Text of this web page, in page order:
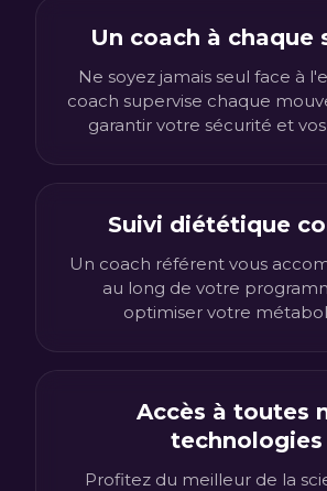
Un coach à chaque
Ne soyez jamais seul face à
coach supervise chaque
garantir votre sécurité et
Suivi diététique
Un coach référent vous
au long de votre
optimiser votre
Accès à toutes
technologies
Profitez du meilleur de la